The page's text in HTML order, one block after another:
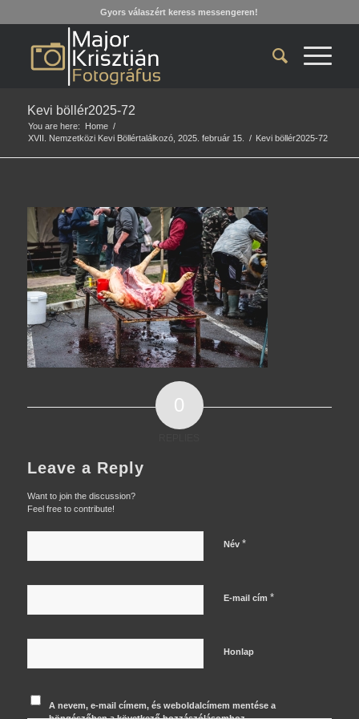
Gyors válaszért keress messengeren!
Kevi böllér2025-72
You are here: Home /
XVII. Nemzetközi Kevi Böllértalálkozó, 2025. február 15.
/ Kevi böllér2025-72
0
Leave a Reply
Want to join the discussion?
Feel free to contribute!
Név *
E-mail cím *
Honlap
A nevem, e-mail címem, és weboldalcímem mentése a